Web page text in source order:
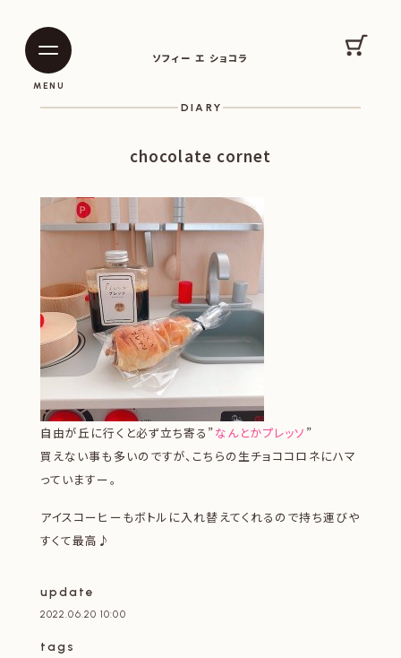
ソフィー エ ショコラ
MENU
カー
DIARY
chocolate cornet
自由が丘に行くと必ず立ち寄る”なんとかプレッソ ”
買えない事も多いのですが、こちらの生チョココロネにハマ
っていますー。
アイスコーヒーもボトルに入れ替えてくれるので持ち運びや
すくて最高♪
update
2022.06.20 10:00
tags